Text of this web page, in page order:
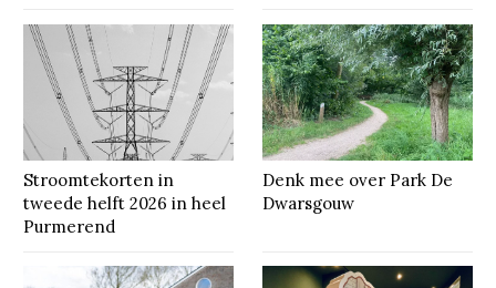
Stroomtekorten in
tweede helft 2026 in heel
Purmerend
Denk mee over Park De
Dwarsgouw